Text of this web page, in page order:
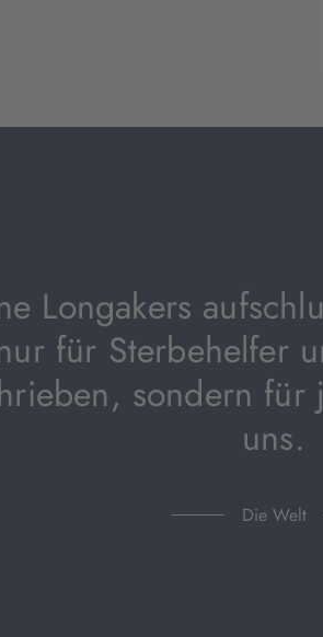
Longakers
für Sterbehelfer
sondern für
uns.
Die Welt